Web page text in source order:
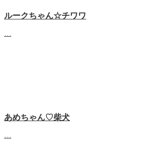
ルークちゃん☆チワワ
あめちゃん♡‬柴犬